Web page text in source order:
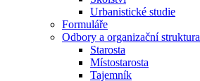
Urbanistické studie
Formuláře
Odbory a organizační struktura
Starosta
Místostarosta
Tajemník